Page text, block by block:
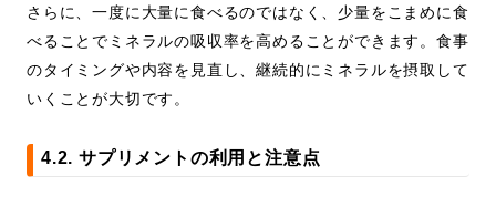
さらに、一度に大量に食べるのではなく、少量をこまめに食
べることでミネラルの吸収率を高めることができます。食事
のタイミングや内容を見直し、継続的にミネラルを摂取して
いくことが大切です。
4.2. サプリメントの利用と注意点